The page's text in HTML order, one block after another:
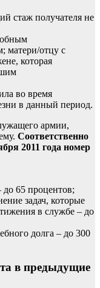
стаж получателя не
матери/отцу с
которая
во время
в данный период.
армии,
Соответственно
2011 года номер
65 процентов;
задач, которые
в службе – до
долга – до 300
в предыдущие